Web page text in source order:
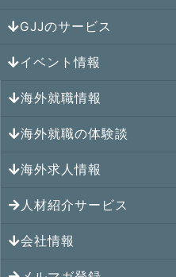
GJJのサービス
海外就職カウンセリング
はじめての海外就職セミナー
キャリアパスポートAI
GJJキャリア伴走プログラム
GJJキャリアコミュニティ
イベント情報
参加受付中のイベント
過去のイベント一覧
海外就職情報
アメリカの就職情報
カナダの就職情報
メキシコの就職情報
ヨーロッパの就職情報
オセアニアの就職情報
海外就職の体験談
海外就職その後の体験談
シンガポール就職の体験談
マレーシア就職の体験談
タイ就職の体験談
海外求人情報
シンガポールの求人
マレーシアの求人
人材紹介サービス
会社情報